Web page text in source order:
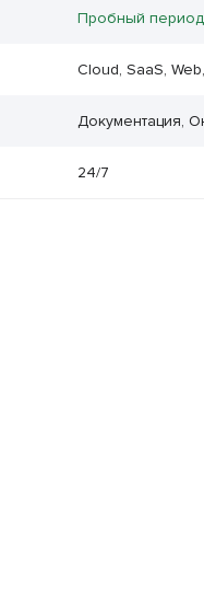
Пробный период
Cloud, SaaS,
Документация,
24/7